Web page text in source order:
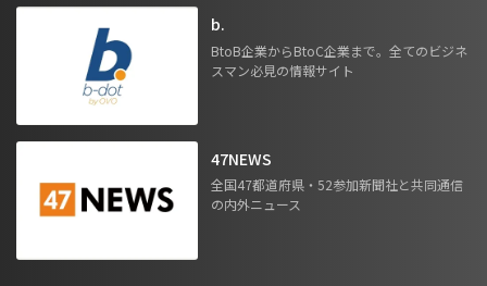
b.
BtoB企業からBtoC企業まで。全てのビジネ
スマン必見の情報サイト
47NEWS
全国47都道府県・52参加新聞社と共同通信
の内外ニュース